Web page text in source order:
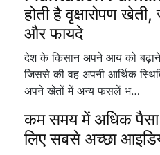
होती है वृक्षारोपण
और फायदे
देश के किसान अपने आय को
जिससे की वह अपनी आर्थिक
अपने खेतों में अन्य फसलें भ…
कम समय में अधिक पैसा
लिए सबसे अच्छा